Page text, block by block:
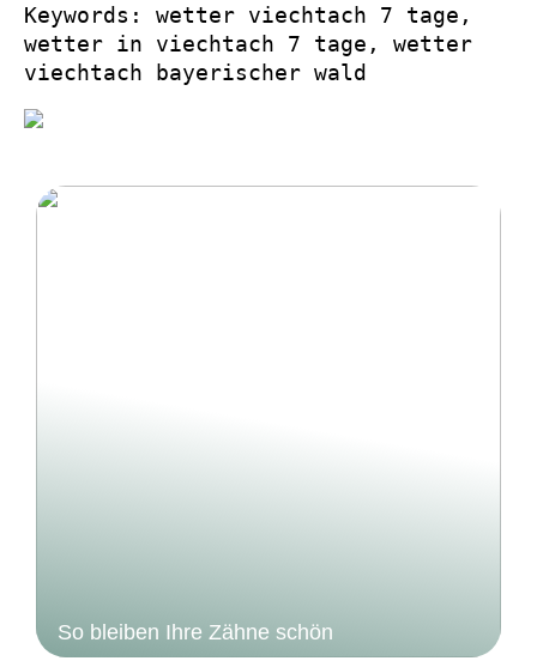
Keywords: wetter viechtach 7 tage,
wetter in viechtach 7 tage, wetter
viechtach bayerischer wald
So bleiben Ihre Zähne schön